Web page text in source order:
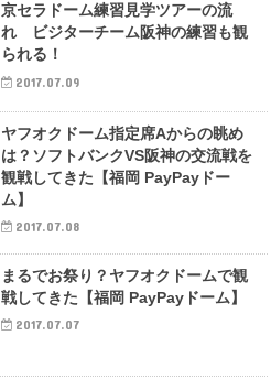
京セラドーム練習見学ツアーの流
れ ビジターチーム阪神の練習も観
られる！
2017.07.09
ヤフオクドーム指定席Aからの眺め
は？ソフトバンクVS阪神の交流戦を
観戦してきた【福岡 PayPayドー
ム】
2017.07.08
まるでお祭り？ヤフオクドームで観
戦してきた【福岡 PayPayドーム】
2017.07.07